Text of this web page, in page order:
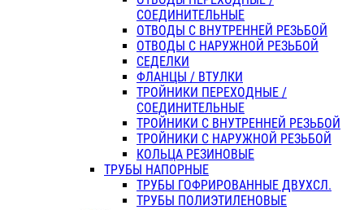
СОЕДИНИТЕЛЬНЫЕ
ОТВОДЫ С ВНУТРЕННЕЙ РЕЗЬБОЙ
ОТВОДЫ С НАРУЖНОЙ РЕЗЬБОЙ
СЕДЕЛКИ
ФЛАНЦЫ / ВТУЛКИ
ТРОЙНИКИ ПЕРЕХОДНЫЕ /
СОЕДИНИТЕЛЬНЫЕ
ТРОЙНИКИ С ВНУТРЕННЕЙ РЕЗЬБОЙ
ТРОЙНИКИ С НАРУЖНОЙ РЕЗЬБОЙ
КОЛЬЦА РЕЗИНОВЫЕ
ТРУБЫ НАПОРНЫЕ
ТРУБЫ ГОФРИРОВАННЫЕ ДВУХСЛ.
ТРУБЫ ПОЛИЭТИЛЕНОВЫЕ